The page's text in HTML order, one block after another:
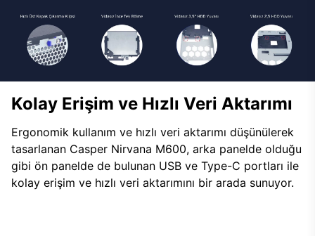
Kolay Erişim ve Hızlı Veri Aktarımı
Ergonomik kullanım ve hızlı veri aktarımı düşünülerek
tasarlanan Casper Nirvana M600, arka panelde olduğu
gibi ön panelde de bulunan USB ve Type-C portları ile
kolay erişim ve hızlı veri aktarımını bir arada sunuyor.